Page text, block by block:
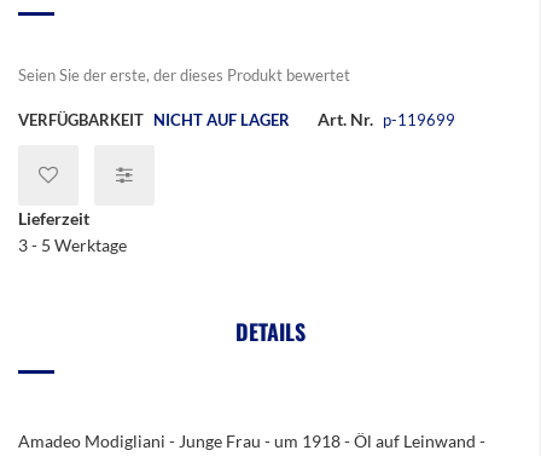
Seien Sie der erste, der dieses Produkt bewertet
VERFÜGBARKEIT NICHT AUF LAGER Art. Nr. p-119699
Lieferzeit
3 - 5 Werktage
DETAILS
Amadeo Modigliani - Junge Frau - um 1918 - Öl auf Leinwand -